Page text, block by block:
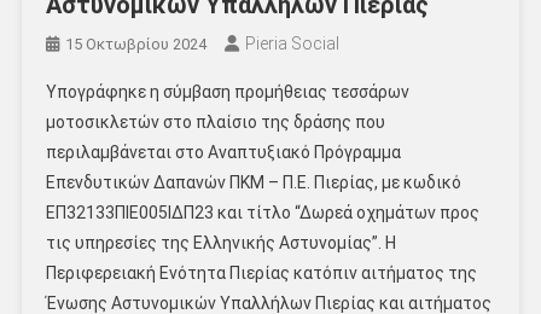
15 Οκτωβρίου 2024 Pieria Social
Υπογράφηκε η σύμβαση προμήθειας τεσσάρων
μοτοσικλετών στο πλαίσιο της δράσης που
περιλαμβάνεται στο Αναπτυξιακό Πρόγραμμα
Επενδυτικών Δαπανών ΠΚΜ – Π.Ε. Πιερίας, με κωδικό
ΕΠ32133ΠΙΕ005ΙΔΠ23 και τίτλο “Δωρεά οχημάτων προς
τις υπηρεσίες της Ελληνικής Αστυνομίας”. Η
Περιφερειακή Ενότητα Πιερίας κατόπιν αιτήματος της
Ένωσης Αστυνομικών Υπαλλήλων Πιερίας και αιτήματος